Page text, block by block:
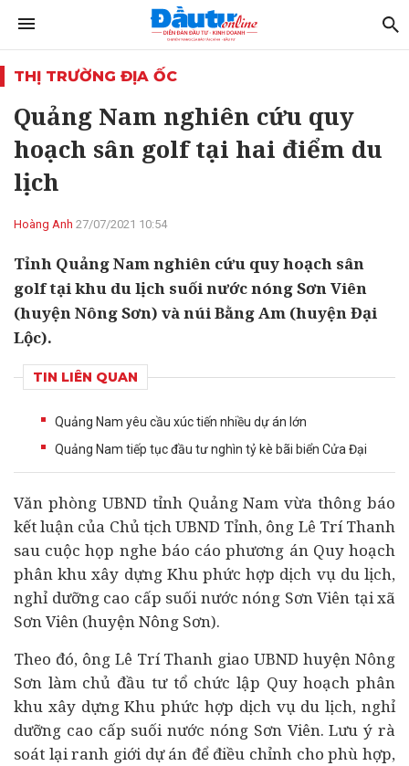
THỊ TRƯỜNG ĐỊA ỐC
Quảng Nam nghiên cứu quy
hoạch sân golf tại hai điểm du
lịch
Hoàng Anh 27/07/2021 10:54
Tỉnh Quảng Nam nghiên cứu quy hoạch sân
golf tại khu du lịch suối nước nóng Sơn Viên
(huyện Nông Sơn) và núi Bằng Am (huyện Đại
Lộc).
TIN LIÊN QUAN
Quảng Nam yêu cầu xúc tiến nhiều dự án lớn
Quảng Nam tiếp tục đầu tư nghìn tỷ kè bãi biển Cửa Đại
Văn phòng UBND tỉnh Quảng Nam vừa thông báo
kết luận của Chủ tịch UBND Tỉnh, ông Lê Trí Thanh
sau cuộc họp nghe báo cáo phương án Quy hoạch
phân khu xây dựng Khu phức hợp dịch vụ du lịch,
nghỉ dưỡng cao cấp suối nước nóng Sơn Viên tại xã
Sơn Viên (huyện Nông Sơn).
Theo đó, ông Lê Trí Thanh giao UBND huyện Nông
Sơn làm chủ đầu tưtổ chức lập Quy hoạch phân
khu xây dựng Khu phức hợp dịch vụ du lịch, nghỉ
dưỡng cao cấp suối nước nóng Sơn Viên. Lưu ý rà
soát lại ranh giới dự án để điều chỉnh cho phù hợp,